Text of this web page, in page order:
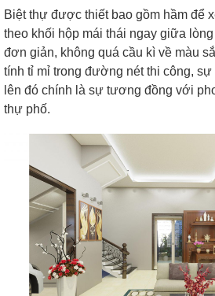
Biệt thự được thiết bao gồm hầm để
theo khối hộp mái thái ngay giữa
đơn giản, không quá cầu kì về màu
tính tỉ mỉ trong đường nét thi công,
lên đó chính là sự tương đồng với
thự phố.